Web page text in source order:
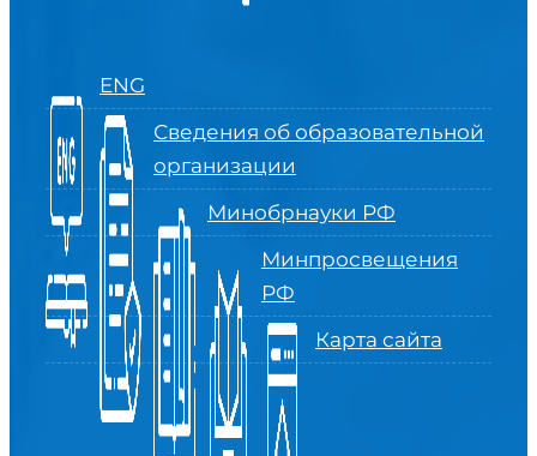
ENG
Сведения об образовательной
организации
Минобрнауки РФ
Минпросвещения
РФ
Карта сайта